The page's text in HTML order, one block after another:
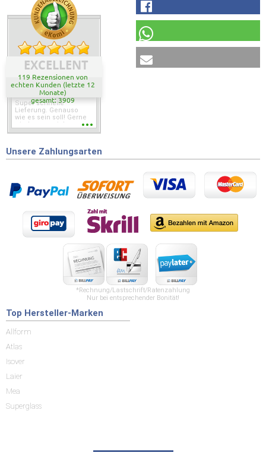
EXCELLENT
119 Rezensionen von
echten Kunden (letzte 12
Monate)
gesamt: 3909
Super schnelle
Lieferung. Genauso
wie es sein soll! Gerne
wieder wenn ich was
Unsere Zahlungsarten
*Rechnung/Lastschrift/Ratenzahlung
Nur bei entsprechender Bonität!
Top Hersteller-Marken
Allform
Atlas
Isover
Laier
Mea
Superglass